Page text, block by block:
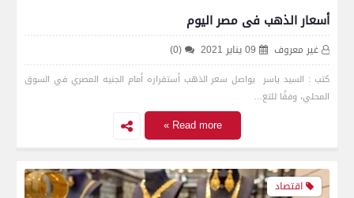
أسعار الذهب فى مصر اليوم
غير معروف 09 يناير 2021 (0)
كتب : السيد ياسر يواصل سعر الذهب أستقراره أمام الجنيه المصري في السوق
المحلي، وفقًا للتع…
Read more »
اقتصاد